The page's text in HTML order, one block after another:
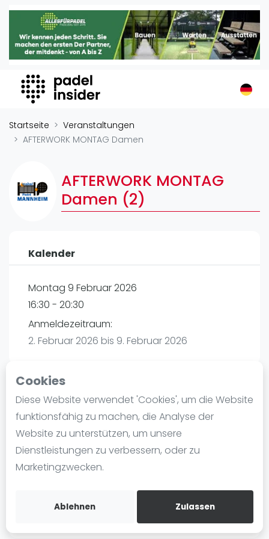
Cookies
Diese Website verwendet 'Cookies', um die Website
funktionsfähig zu machen, die Analyse der
Website zu unterstützen, um unsere
Dienstleistungen zu verbessern, oder zu
Marketingzwecken.
Ablehnen Zulassen
Padel Insider
Home
Organisationen
Buchungssysteme
Padel-Shops
Padel-Marken
Verschiedenes
Veranstaltungen
Playtomic
Ranking
Männer
Frauen
FIP Männer
Blog
Die Geschichte von Padel
Regeln und Punktzählung
Padel Schläge
Video
Startseite
Veranstaltungen
AFTERWORK MONTAG Damen
AFTERWORK MONTAG
Damen (2)
Kalender
Montag 9 Februar 2026
16:30 - 20:30
Anmeldezeitraum:
2. Februar 2026 bis 9. Februar 2026
Playtomic
maba! Padel Mannheim | Mannheim
Christian-Friedrich-Schwan-Straße 5-7
68167Mannheim
playtomic.io